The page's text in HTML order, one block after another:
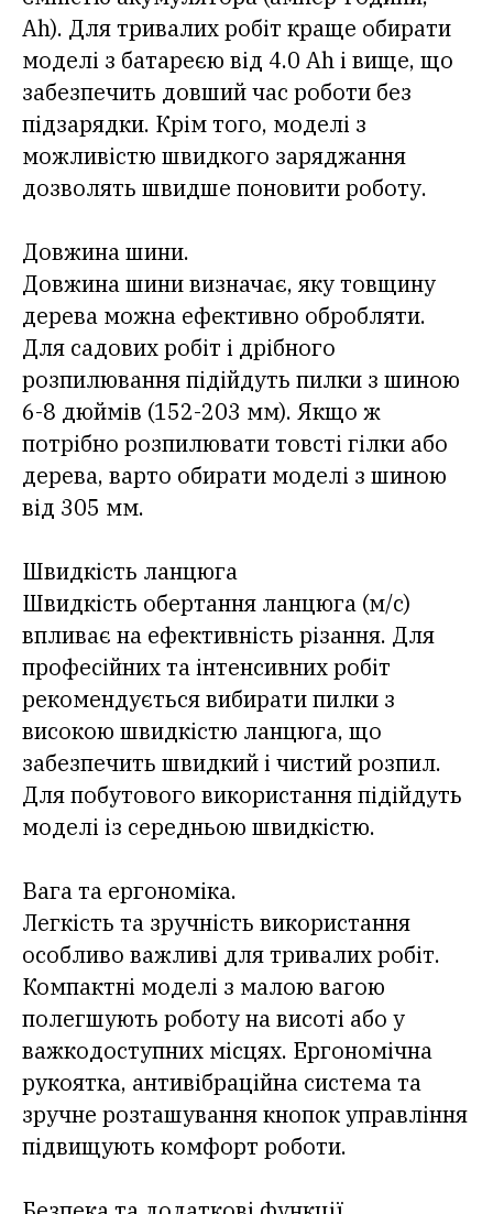
Ah). Для тривалих робіт краще обирати
моделі з батареєю від 4.0 Ah і вище, що
забезпечить довший час роботи без
підзарядки. Крім того, моделі з
можливістю швидкого заряджання
дозволять швидше поновити роботу.
Довжина шини.
Довжина шини визначає, яку товщину
дерева можна ефективно обробляти.
Для садових робіт і дрібного
розпилювання підійдуть пилки з шиною
6-8 дюймів (152-203 мм). Якщо ж
потрібно розпилювати товсті гілки або
дерева, варто обирати моделі з шиною
від 305 мм.
Швидкість ланцюга
Швидкість обертання ланцюга (м/с)
впливає на ефективність різання. Для
професійних та інтенсивних робіт
рекомендується вибирати пилки з
високою швидкістю ланцюга, що
забезпечить швидкий і чистий розпил.
Для побутового використання підійдуть
моделі із середньою швидкістю.
Вага та ергономіка.
Легкість та зручність використання
особливо важливі для тривалих робіт.
Компактні моделі з малою вагою
полегшують роботу на висоті або у
важкодоступних місцях. Ергономічна
рукоятка, антивібраційна система та
зручне розташування кнопок управління
підвищують комфорт роботи.